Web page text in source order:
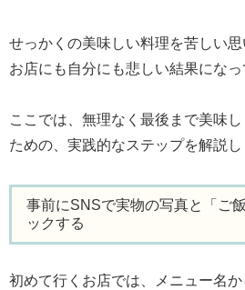
せっかくの美味しい料理を苦しい思
お店にも自分にも悲しい結果になっ
ここでは、無理なく最後まで美味
ための、実践的なステップを解説し
事前にSNSで実物の写真と「ご
ックする
初めて行くお店では、メニュー名